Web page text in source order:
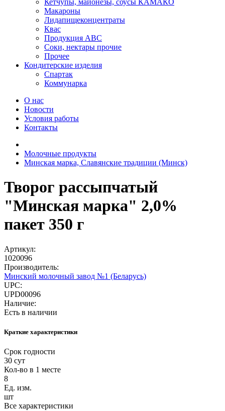
Кетчупы, майонезы, соусы КАМАКО
Макароны
Лидапищеконцентраты
Квас
Продукция АВС
Соки, нектары прочие
Прочее
Кондитерские изделия
Спартак
Коммунарка
О нас
Новости
Условия работы
Контакты
Молочные продукты
Минская марка, Славянские традиции (Минск)
Творог рассыпчатый
"Минская марка" 2,0%
пакет 350 г
Артикул:
1020096
Производитель:
Минский молочный завод №1 (Беларусь)
UPC:
UPD00096
Наличие:
Есть в наличии
Краткие характеристики
Срок годности
30 сут
Кол-во в 1 месте
8
Ед. изм.
шт
Все характеристики